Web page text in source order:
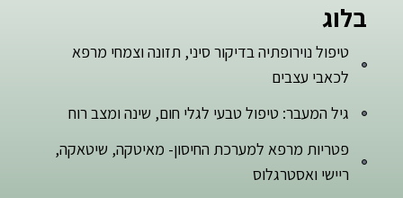
בלוג
טיפול נוירופתיה בדיקור סיני, תזונה וצמחי מרפא
לכאבי עצבים
גיל המעבר: טיפול טבעי לגלי חום, שינה ומצב רוח
פטריות מרפא למערכת החיסון- מאיטקה, שיטאקה,
ריישי ואסטרגלוס